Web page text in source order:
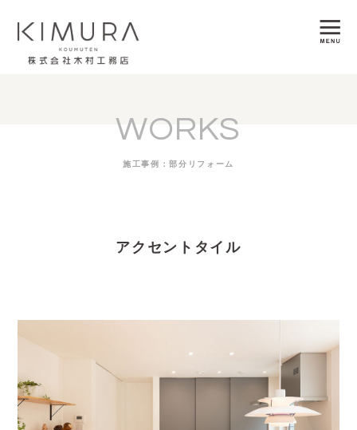
WORKS
施工事例：部分リフォーム
アクセントタイル